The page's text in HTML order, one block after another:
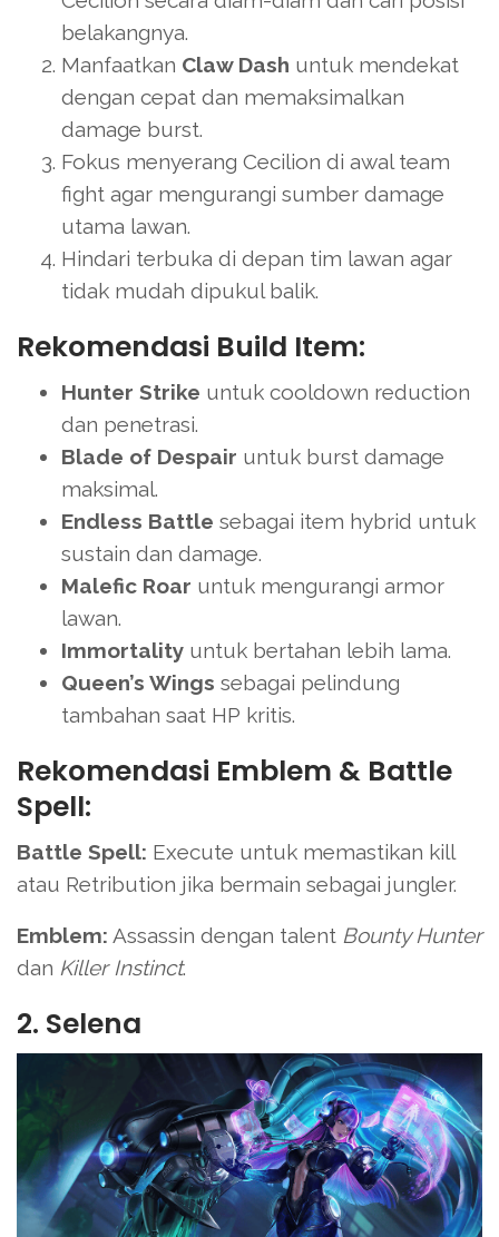
belakangnya.
Manfaatkan Claw Dash untuk mendekat
dengan cepat dan memaksimalkan
damage burst.
Fokus menyerang Cecilion di awal team
fight agar mengurangi sumber damage
utama lawan.
Hindari terbuka di depan tim lawan agar
tidak mudah dipukul balik.
Rekomendasi Build Item:
Hunter Strike untuk cooldown reduction
dan penetrasi.
Blade of Despair untuk burst damage
maksimal.
Endless Battle sebagai item hybrid untuk
sustain dan damage.
Malefic Roar untuk mengurangi armor
lawan.
Immortality untuk bertahan lebih lama.
Queen’s Wings sebagai pelindung
tambahan saat HP kritis.
Rekomendasi Emblem & Battle
Spell:
Battle Spell: Execute untuk memastikan kill
atau Retribution jika bermain sebagai jungler.
Emblem: Assassin dengan talent Bounty Hunter
dan Killer Instinct.
2. Selena